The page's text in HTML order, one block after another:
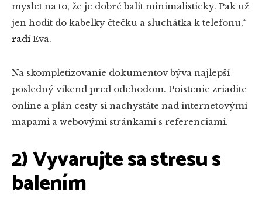
myslet na to, že je dobré balit minimalisticky. Pak už
jen hodit do kabelky čtečku a sluchátka k telefonu,“
radíEva.
Na skompletizovanie dokumentov býva najlepší
posledný víkend pred odchodom. Poistenie zriadite
online a plán cesty si nachystáte nad internetovými
mapami a webovými stránkami s referenciami.
2) Vyvarujte sa stresu s
balením